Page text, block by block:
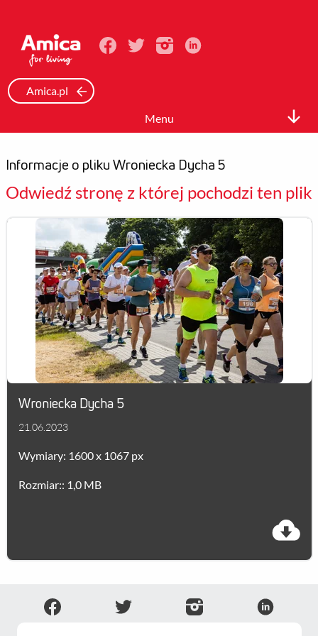
Amica.pl
Menu
Informacje Prasowe
Wideo
Mediateka
Kontakt
Informacje o pliku Wroniecka Dycha 5
Odwiedź stronę z której pochodzi ten plik
Wroniecka Dycha 5
21.06.2023
Wymiary: 1600 x 1067 px
Rozmiar:: 1,0 MB